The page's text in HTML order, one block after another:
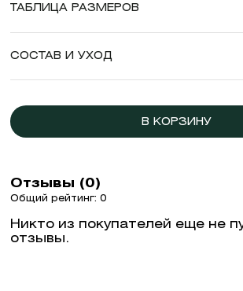
ТАБЛИЦА РАЗМЕРОВ
СОСТАВ И УХОД
В КОРЗИНУ
Отзывы (0)
Общий рейтинг: 0
Никто из покупателей еще не
отзывы.